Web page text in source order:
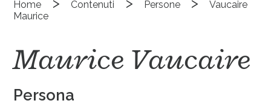
Home Contenuti Persone
Vaucaire
Maurice
Maurice Vaucaire
Persona